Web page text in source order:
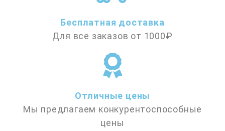
Бесплатная доставка
Для все заказов от 1000₽
Отличные цены
Мы предлагаем конкурентоспособные
цены